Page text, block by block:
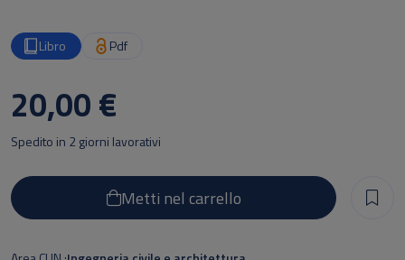
Libro Pdf
20,00 €
Metti nel carrello
Spedito in 2 giorni lavorativi